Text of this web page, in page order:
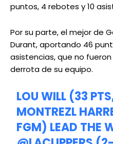
puntos, 4 rebotes y 10
Por su parte, el mejor de
Durant, aportando 46
asistencias, que no
derrota de su equipo.
LOU WILL (33
MONTREZL
FGM) LEAD THE